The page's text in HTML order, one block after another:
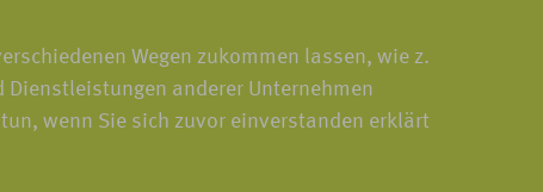
Wegen zukommen lassen, wie z.
Dienstleistungen anderer Unternehmen
wenn Sie sich zuvor einverstanden erklärt